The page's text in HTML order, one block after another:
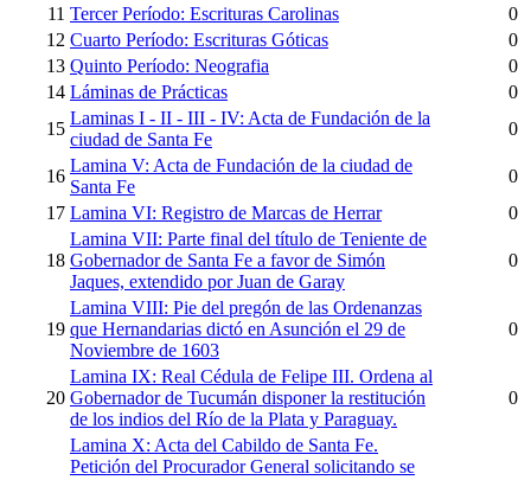
11 Tercer Período: Escrituras Carolinas
0
12 Cuarto Período: Escrituras Góticas
0
13 Quinto Período: Neografia
0
14 Láminas de Prácticas
0
15
Laminas I - II - III - IV: Acta de Fundación de la
ciudad de Santa Fe
0
16
Lamina V: Acta de Fundación de la ciudad de
Santa Fe
0
17 Lamina VI: Registro de Marcas de Herrar 0
18
Lamina VII: Parte final del título de Teniente de
Gobernador de Santa Fe a favor de Simón
Jaques, extendido por Juan de Garay
0
19
Lamina VIII: Pie del pregón de las Ordenanzas
que Hernandarias dictó en Asunción el 29 de
Noviembre de 1603
0
20
Lamina IX: Real Cédula de Felipe III. Ordena al
Gobernador de Tucumán disponer la restitución
de los indios del Río de la Plata y Paraguay.
0
Lamina X: Acta del Cabildo de Santa Fe.
Petición del Procurador General solicitando se